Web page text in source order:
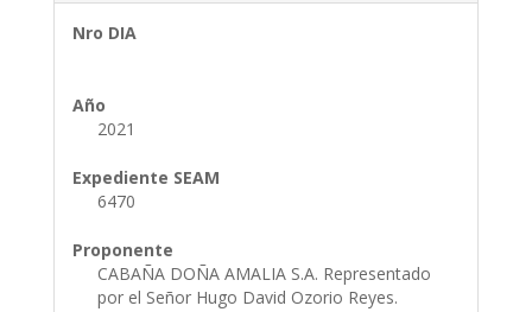
Nro DIA
Año
2021
Expediente SEAM
6470
Proponente
CABAÑA DOÑA AMALIA S.A. Representado
por el Señor Hugo David Ozorio Reyes.